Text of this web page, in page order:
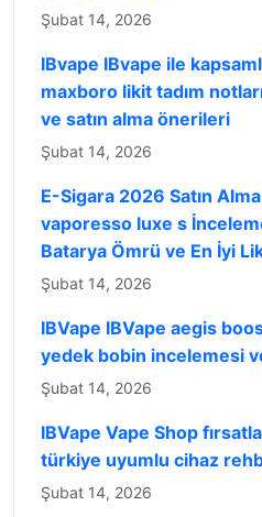
Şubat 14, 2026
IBvape IBvape ile
maxboro likit tadım
ve satın alma önerileri
Şubat 14, 2026
E-Sigara 2026 Satın
vaporesso luxe s
Batarya Ömrü ve En İyi
Şubat 14, 2026
IBVape IBVape aegis
yedek bobin incelemesi
Şubat 14, 2026
IBVape Vape Shop
türkiye uyumlu cihaz
Şubat 14, 2026